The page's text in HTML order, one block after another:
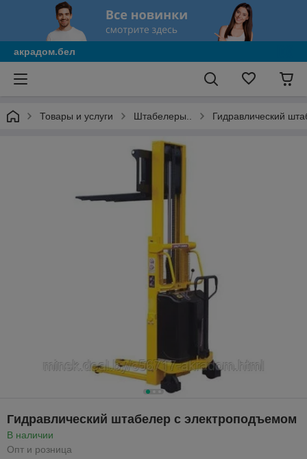
акрадом.бел
Товары и услуги Штабелеры.. Гидравлический
Гидравлический штабелер с электроподъемом
В наличии
Опт и розница